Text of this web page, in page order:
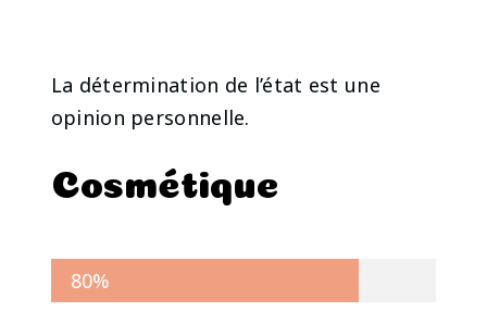
La détermination de l’état est une
opinion personnelle.
Cosmétique
80%